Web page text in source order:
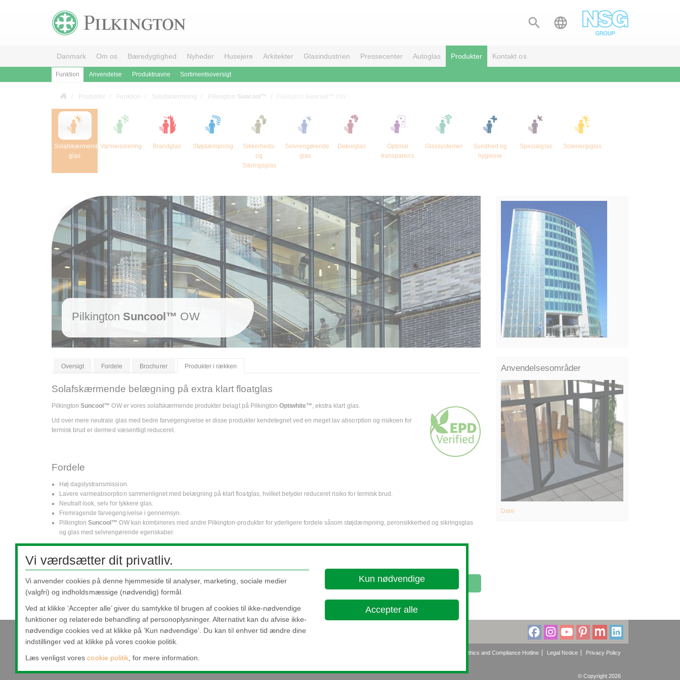
 
Danmark Om os Bæredygtighed Nyheder Husejere Arkitekter Glasindustrien Pressecenter Autoglas Produkter Kontakt os
Funktion Anvendelse Produktnavne Sortimentsoversigt
Produkter Funktion Solafskærmning Pilkington Suncool™
Solafskærmende
glas
Varmeisolering Brandglas Støjdæmpning
Sikkerheds-
og
Sikringsglas
Selvrengørende
glas
Dekorglas
Optimal
transparens
Glassystemer
Sundhed og
hygiejne
Specialglas Solenergiglas
Pilkington Suncool™ OW
Oversigt Fordele Brochurer Produkter i rækken
Solafskærmende belægning på extra klart floatglas
PilkingtonSuncool™ OW er vores solafskærmende produkter belagt på Pilkington Optiwhite™, ekstra klart glas.
Ud over mere neutrale glas med bedre farvegengivelse er disse produkter kendetegnet ved en meget lav absorption og risikoen for
termisk brud er dermed væsentligt reduceret.
Fordele
Høj dagslystransmission.
Lavere varmeabsorption sammenlignet med belægning på klart floatglas, hvilket betyder reduceret risiko for termisk brud.
Neutralt look, selv for tykkere glas.
Fremragende farvegengivelse i gennemsyn.
PilkingtonSuncool™ OW kan kombineres med andre Pilkington-produkter for yderligere fordele såsom støjdæmpning, peronsikkerhed og sikringsglas
og glas med selvrengørende egenskaber.
Dette indhold er ikke tilgængeligt, da det kræver cookies som du ikke har givet tilladelse til. Klik her for at ændre dine indstillinger.
Cookie indstillinger.
PROJEKTREFERENCER
Bliv inspireret af, hvordan vores glas i dag
bruges i smukke arkitektur.
Gå til vores projektreferencer!
Anvendelsesområder
Døre
Head Office - 3-5-27 Mita Minato-ku Tokyo
Ethics and Compliance Hotline Legal Notice Privacy Policy
© Copyright 2026
Vi værdsætter dit privatliv.
Vi anvender cookies på denne hjemmeside til analyser, marketing, sociale medier
(valgfri) og indholdsmæssige (nødvendig) formål.
Ved at klikke ‘Accepter alle’ giver du samtykke til brugen af cookies til ikke-nødvendige
funktioner og relaterede behandling af personoplysninger. Alternativt kan du afvise ikke-
nødvendige cookies ved at klikke på ’Kun nødvendige’. Du kan til enhver tid ændre dine
indstillinger ved at klikke på vores cookie politik.
Læs venligst vorescookie politik, for mere information.
Kun nødvendige
Accepter alle